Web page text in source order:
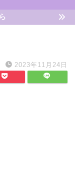
2023年11月24日